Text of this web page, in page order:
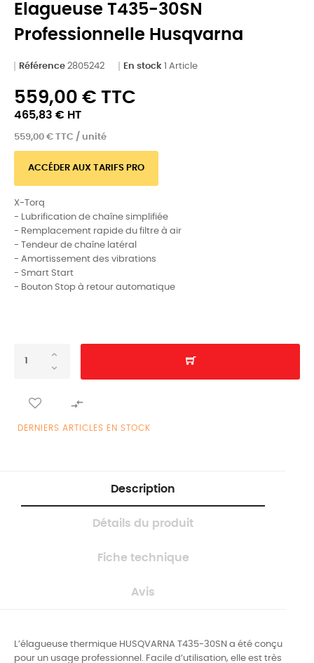
Elagueuse T435-30SN
Professionnelle Husqvarna
Référence 2805242 En stock 1 Article
559,00 € TTC
465,83 € HT
559,00 € TTC / unité
ACCÉDER AUX TARIFS PRO
X-Torq
- Lubrification de chaîne simplifiée
- Remplacement rapide du filtre à air
- Tendeur de chaîne latéral
- Amortissement des vibrations
- Smart Start
- Bouton Stop à retour automatique

DERNIERS ARTICLES EN STOCK
Description
Détails du produit
Fiche technique
Avis
L’élagueuse thermique HUSQVARNA T435-30SN a été conçu
pour un usage professionnel. Facile d’utilisation, elle est très